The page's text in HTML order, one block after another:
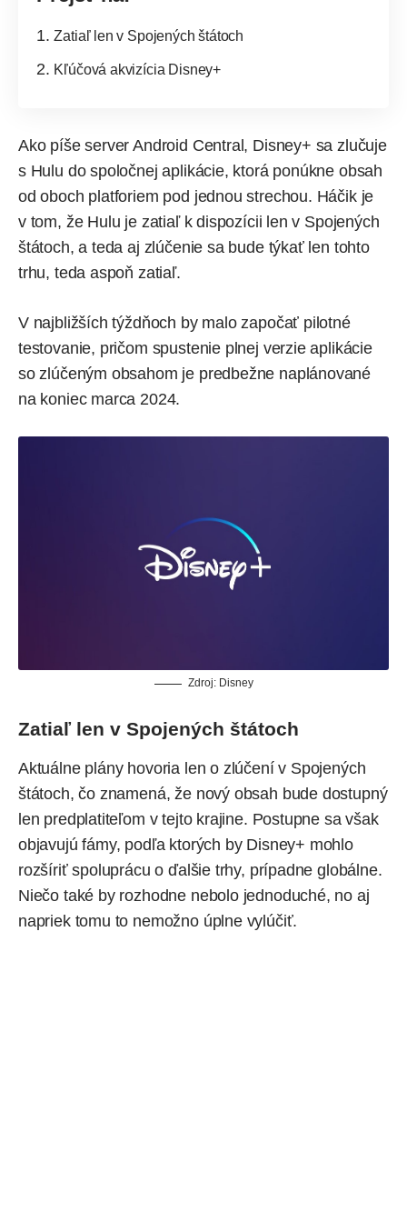
Zatiaľ len v Spojených štátoch
Kľúčová akvizícia Disney+
Ako píšeserver Android Central, Disney+ sa zlučuje
s Hulu do spoločnej aplikácie, ktorá ponúkne obsah
od oboch platforiem pod jednou strechou. Háčik je
v tom, že Hulu je zatiaľ k dispozícii len v Spojených
štátoch, a teda aj zlúčenie sa bude týkať len tohto
trhu, teda aspoň zatiaľ.
V najbližších týždňoch by malo započať pilotné
testovanie, pričom spustenie plnej verzie aplikácie
so zlúčeným obsahom je predbežne naplánované
na koniec marca 2024.
Zdroj: Disney
Zatiaľ len v Spojených štátoch
Aktuálne plány hovoria len o zlúčení v Spojených
štátoch, čo znamená, že nový obsah bude dostupný
len predplatiteľom v tejto krajine. Postupne sa však
objavujú fámy, podľa ktorých by Disney+ mohlo
rozšíriť spoluprácu o ďalšie trhy, prípadne globálne.
Niečo také by rozhodne nebolo jednoduché, no aj
napriek tomu to nemožno úplne vylúčiť.